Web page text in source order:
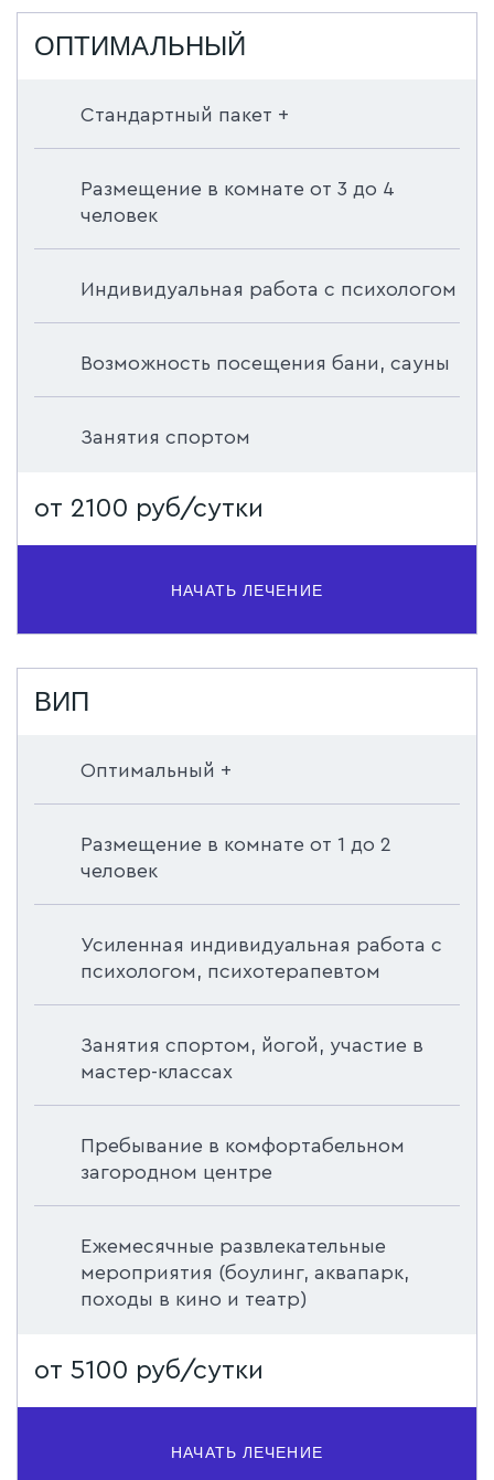
ОПТИМАЛЬНЫЙ
Стандартный пакет +
Размещение в комнате от 3 до 4
человек
Индивидуальная работа с психологом
Возможность посещения бани, сауны
Занятия спортом
от 2100 руб/сутки
НАЧАТЬ ЛЕЧЕНИЕ
ВИП
Оптимальный +
Размещение в комнате от 1 до 2
человек
Усиленная индивидуальная работа с
психологом, психотерапевтом
Занятия спортом, йогой, участие в
мастер-классах
Пребывание в комфортабельном
загородном центре
Ежемесячные развлекательные
мероприятия (боулинг, аквапарк,
походы в кино и театр)
от 5100 руб/сутки
НАЧАТЬ ЛЕЧЕНИЕ